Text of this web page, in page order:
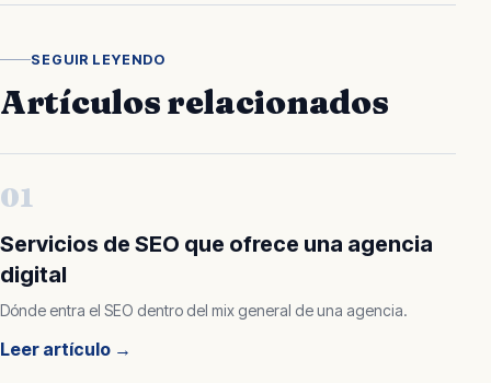
SEGUIR LEYENDO
Artículos relacionados
01
Servicios de SEO que ofrece una agencia
digital
Dónde entra el SEO dentro del mix general de una agencia.
Leer artículo →